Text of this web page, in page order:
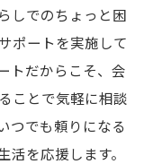
しでのちょっと困
ポートを実施して
トだからこそ、会
ことで気軽に相談
つでも頼りになる
を応援します。